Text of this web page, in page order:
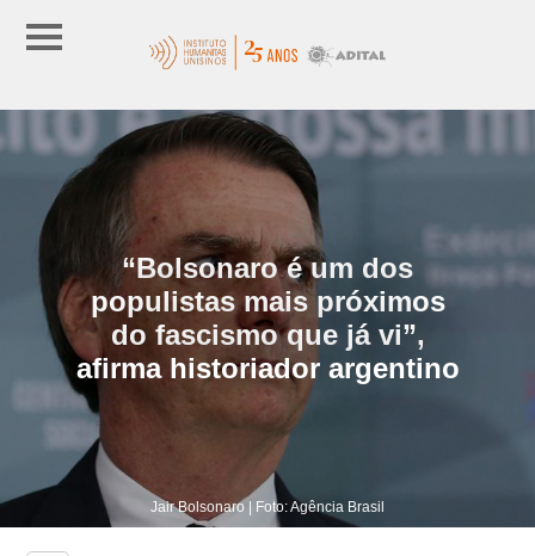
“Bolsonaro é um dos
populistas mais próximos
do fascismo que já vi”,
afirma historiador argentino
Jair Bolsonaro | Foto: Agência Brasil